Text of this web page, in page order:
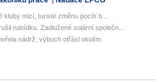
kluby mizí, turisté změnu pocítí b...
nabídku. Zadlužené solární společn...
nádrž, výbuch otřásl okolím